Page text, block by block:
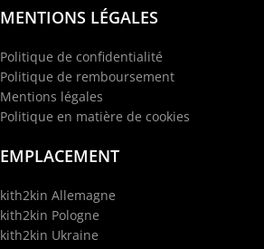
MENTIONS LÉGALES
Politique de confidentialité
Politique de remboursement
Mentions légales
Politique en matière de cookies
EMPLACEMENT
kith2kin Allemagne
kith2kin Pologne
kith2kin Ukraine